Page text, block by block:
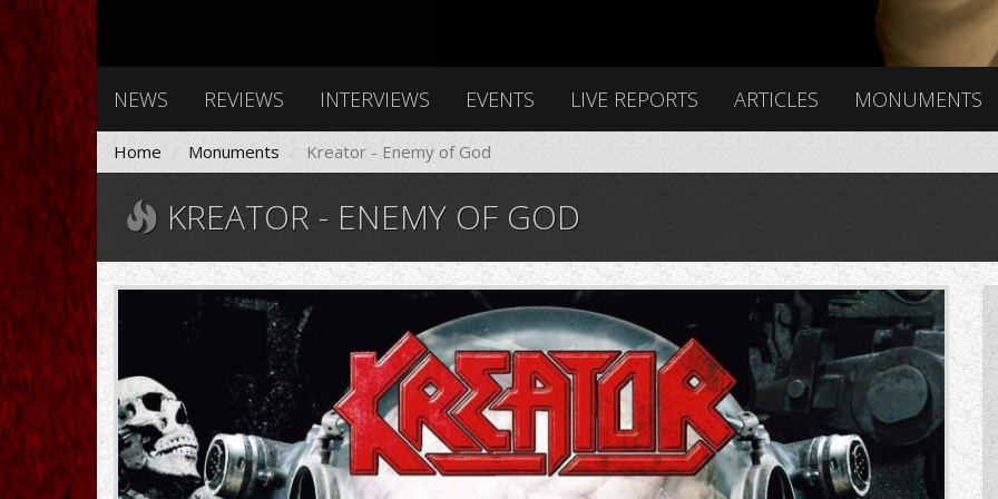
NEWS REVIEWS INTERVIEWS EVENTS LIVE REPORTS ARTICLES MONUMENTS
Home Monuments Kreator - Enemy of God
KREATOR - ENEMY OF GOD
71C+-
HhN0rL._SL1200_.jpg